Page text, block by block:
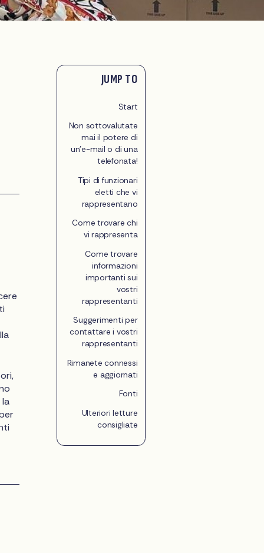
JUMP TO
Start
Non sottovalutate
mai il potere di
un'e-mail o di una
telefonata!
Tipi di funzionari
eletti che vi
rappresentano
Come trovare chi
vi rappresenta
Come trovare
informazioni
importanti sui
vostri
rappresentanti
Suggerimenti per
contattare i vostri
rappresentanti
Rimanete connessi
e aggiornati
Fonti
Ulteriori letture
consigliate